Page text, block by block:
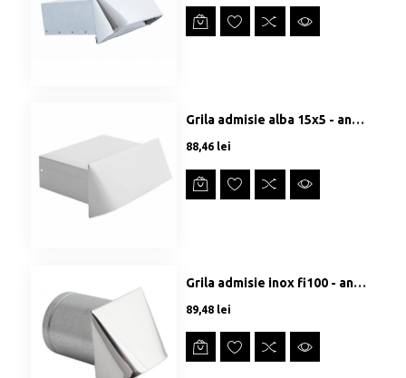
Grila admisie alba 15x5 - anti vant/ploaie
Preț
88,46 lei
Grila admisie inox fi100 - anti vant/ploaie
Preț
89,48 lei